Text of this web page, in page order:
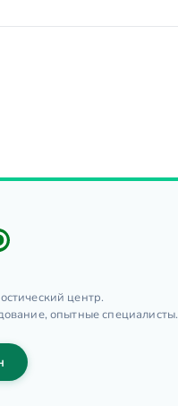
центр.
опытные специалисты.